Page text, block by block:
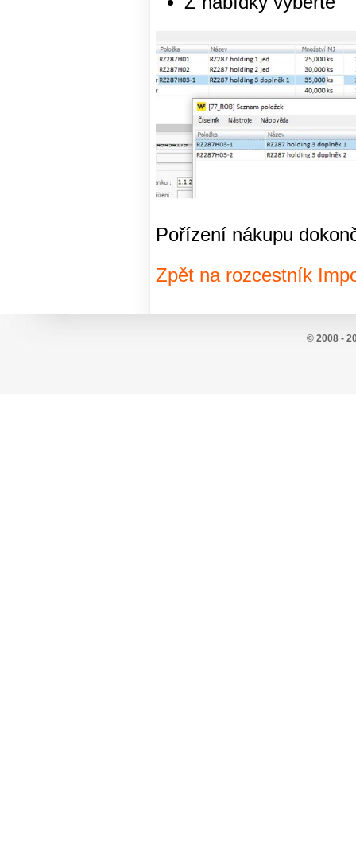
Pořízení nákupu
Zpět na rozcestník
© 2008 -